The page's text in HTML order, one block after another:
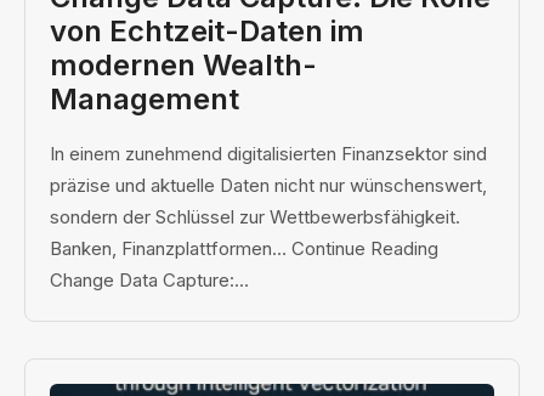
von Echtzeit-Daten im
modernen Wealth-
Management
In einem zunehmend digitalisierten Finanzsektor sind
präzise und aktuelle Daten nicht nur wünschenswert,
sondern der Schlüssel zur Wettbewerbsfähigkeit.
Banken, Finanzplattformen… Continue Reading
Change Data Capture:...